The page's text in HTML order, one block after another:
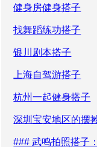
健身房健身搭子
找舞蹈练功搭子
银川剧本搭子
上海自驾游搭子
杭州一起健身搭子
深圳宝安地区的摆
### 武鸣拍照搭子